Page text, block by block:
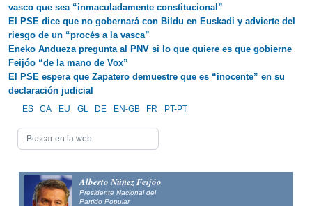
vasco que sea “inmaculadamente constitucional”
El PSE dice que no gobernará con Bildu en Euskadi y advierte del
riesgo de un “procés a la vasca”
Eneko Andueza pregunta al PNV si lo que quiere es que gobierne
Feijóo “de la mano de Vox”
El PSE espera que Zapatero demuestre que es “inocente” en su
declaración judicial
ES CA EU GL DE EN-GB FR PT-PT
Alberto Núñez Feijóo
Presidente Nacional del
Partido Popular